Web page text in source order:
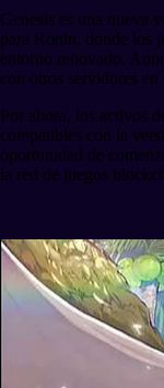
Genesis es una nueva
para Ronin, donde los
entorno renovado.
con otros servidores
Por ahora, los activos
compatibles con la
oportunidad de
la red de juegos